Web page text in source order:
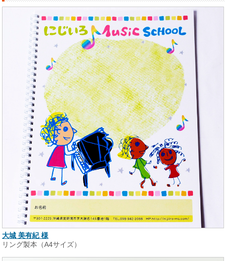
大城 美有紀 様
リング製本（A4サイズ）